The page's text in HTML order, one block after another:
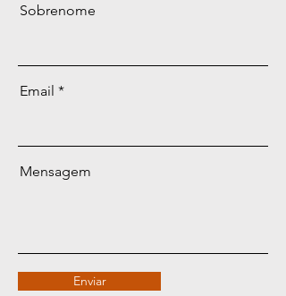
Sobrenome
Email
Mensagem
Enviar